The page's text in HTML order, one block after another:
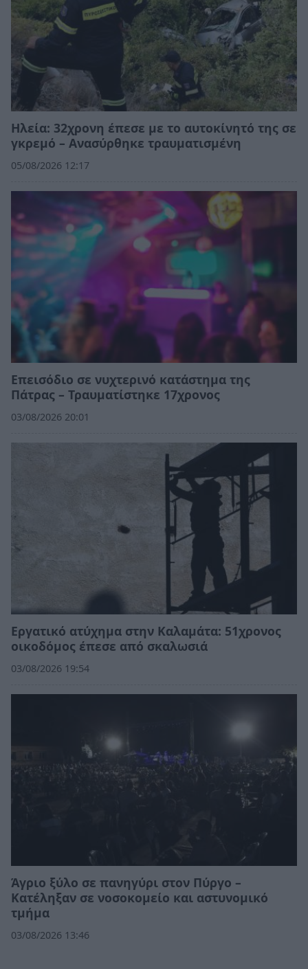
Ηλεία: 32χρονη έπεσε με το αυτοκίνητό της σε
γκρεμό – Ανασύρθηκε τραυματισμένη
05/08/2026 12:17
Επεισόδιο σε νυχτερινό κατάστημα της
Πάτρας – Τραυματίστηκε 17χρονος
03/08/2026 20:01
Εργατικό ατύχημα στην Καλαμάτα: 51χρονος
οικοδόμος έπεσε από σκαλωσιά
03/08/2026 19:54
Άγριο ξύλο σε πανηγύρι στον Πύργο –
Κατέληξαν σε νοσοκομείο και αστυνομικό
τμήμα
03/08/2026 13:46